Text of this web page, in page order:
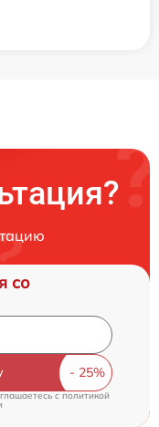
со
cполитикой